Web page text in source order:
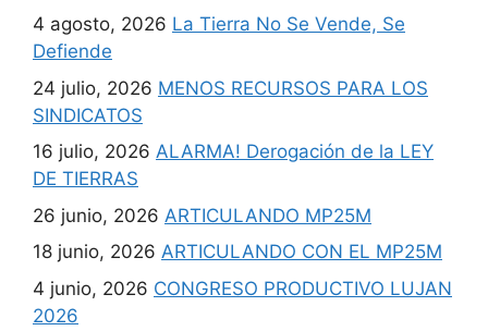
4 agosto, 2026 La Tierra No Se Vende, Se
Defiende
24 julio, 2026 MENOS RECURSOS PARA LOS
SINDICATOS
16 julio, 2026 ALARMA! Derogación de la LEY
DE TIERRAS
26 junio, 2026 ARTICULANDO MP25M
18 junio, 2026 ARTICULANDO CON EL MP25M
4 junio, 2026 CONGRESO PRODUCTIVO LUJAN
2026